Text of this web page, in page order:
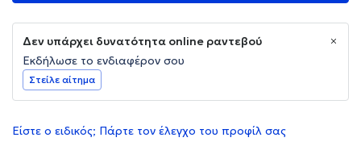
Δεν υπάρχει δυνατότητα online ραντεβού
Εκδήλωσε το ενδιαφέρον σου
Στείλε αίτημα
Είστε ο ειδικός; Πάρτε τον έλεγχο του προφίλ σας